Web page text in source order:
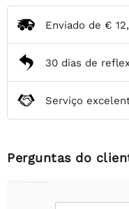
Enviado de €
30 dias de
Serviço
Perguntas do